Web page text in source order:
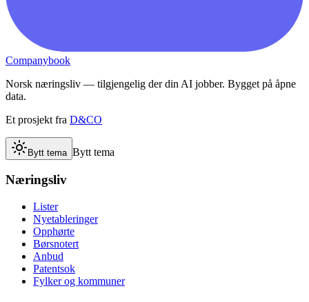
Companybook
Norsk næringsliv — tilgjengelig der din AI jobber. Bygget på åpne
data.
Et prosjekt fra D&CO
Bytt tema Bytt tema
Næringsliv
Lister
Nyetableringer
Opphørte
Børsnotert
Anbud
Patentsok
Fylker og kommuner